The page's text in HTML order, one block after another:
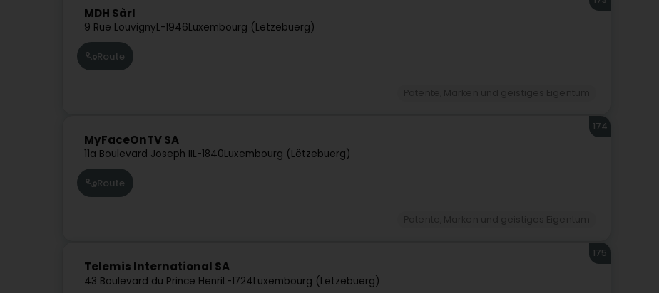
MDH Sàrl
9 Rue LouvignyL-1946Luxembourg (Lëtzebuerg)
Route
MyFaceOnTV SA
11a Boulevard Joseph IIL-1840Luxembourg (Lëtzebuerg)
174
Route
Telemis International SA
43 Boulevard du Prince HenriL-1724Luxembourg (Lëtzebuerg)
175